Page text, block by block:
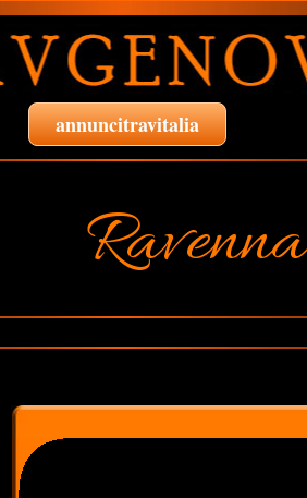
annuncitravitalia
Ravenna